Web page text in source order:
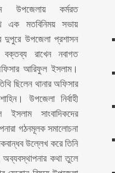
উপজেলায় কর্মরত
এক মতবিনিময় সভায়
দুপুরে উপজেলা প্রশাসন
রাখেন নবাগত
আরিফুল ইসলাম।
ছিলেন থানার অফিসার
উপজেলা নির্বাহী
সাংবাদিকদের
গঠনমূলক সমালোচনা
উল্লেখ করে তিনি
অব্যবস্থাপনার কথা তুলে